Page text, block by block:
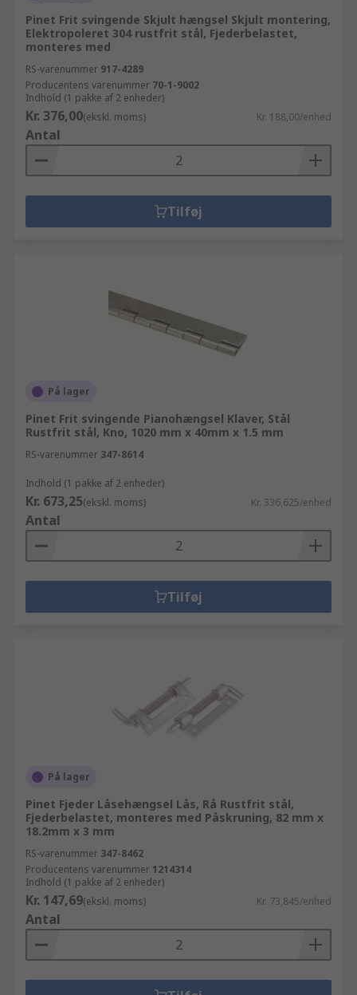
Pinet Frit svingende Skjult hængsel Skjult montering,
Elektropoleret 304 rustfrit stål, Fjederbelastet,
monteres med
RS-varenummer 917-4289
Producentens varenummer 70-1-9002
Indhold (1 pakke af 2 enheder)
Kr. 376,00(ekskl. moms) Kr. 188,00/enhed
Antal
Tilføj
På lager
Pinet Frit svingende Pianohængsel Klaver, Stål
Rustfrit stål, Kno, 1020 mm x 40mm x 1.5 mm
RS-varenummer 347-8614
Indhold (1 pakke af 2 enheder)
Kr. 673,25(ekskl. moms) Kr. 336,625/enhed
Antal
Tilføj
På lager
Pinet Fjeder Låsehængsel Lås, Rå Rustfrit stål,
Fjederbelastet, monteres med Påskruning, 82 mm x
18.2mm x 3 mm
RS-varenummer 347-8462
Producentens varenummer 1214314
Indhold (1 pakke af 2 enheder)
Kr. 147,69(ekskl. moms) Kr. 73,845/enhed
Antal